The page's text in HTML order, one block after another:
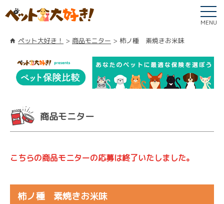
MENU
ペット大好き！ 商品モニター 柿ノ種 素焼きお米味
商品モニター
こちらの商品モニターの応募は終了いたしました。
柿ノ種 素焼きお米味